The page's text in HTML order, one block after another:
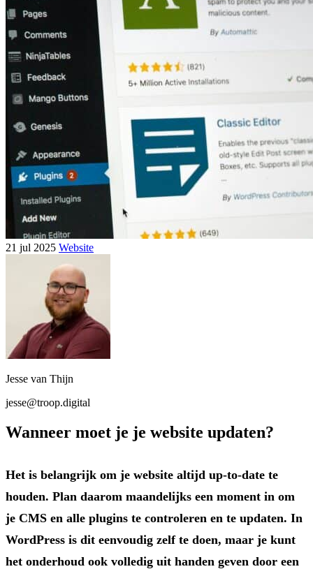
21 jul 2025 Website
Jesse van Thijn
jesse@troop.digital
Wanneer moet je je website updaten?
Het is belangrijk om je website altijd up-to-date te
houden. Plan daarom maandelijks een moment in om
je CMS en alle plugins te controleren en te updaten. In
WordPress is dit eenvoudig zelf te doen, maar je kunt
het onderhoud ook volledig uit handen geven door een